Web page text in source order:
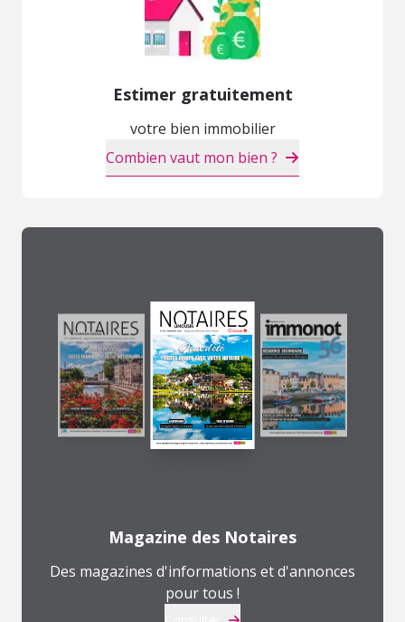
Estimer gratuitement
votre bien immobilier
Combien vaut mon bien ?
Magazine des Notaires
Des magazines d'informations et d'annonces
pour tous !